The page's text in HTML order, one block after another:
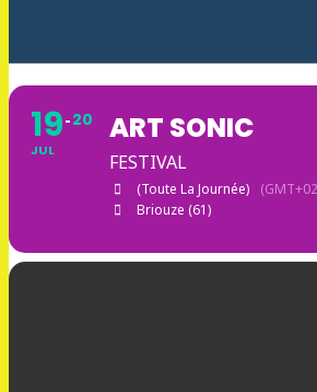
19
JUL
20 ART SONIC
FESTIVAL
(Toute La Journée)
Briouze (61)